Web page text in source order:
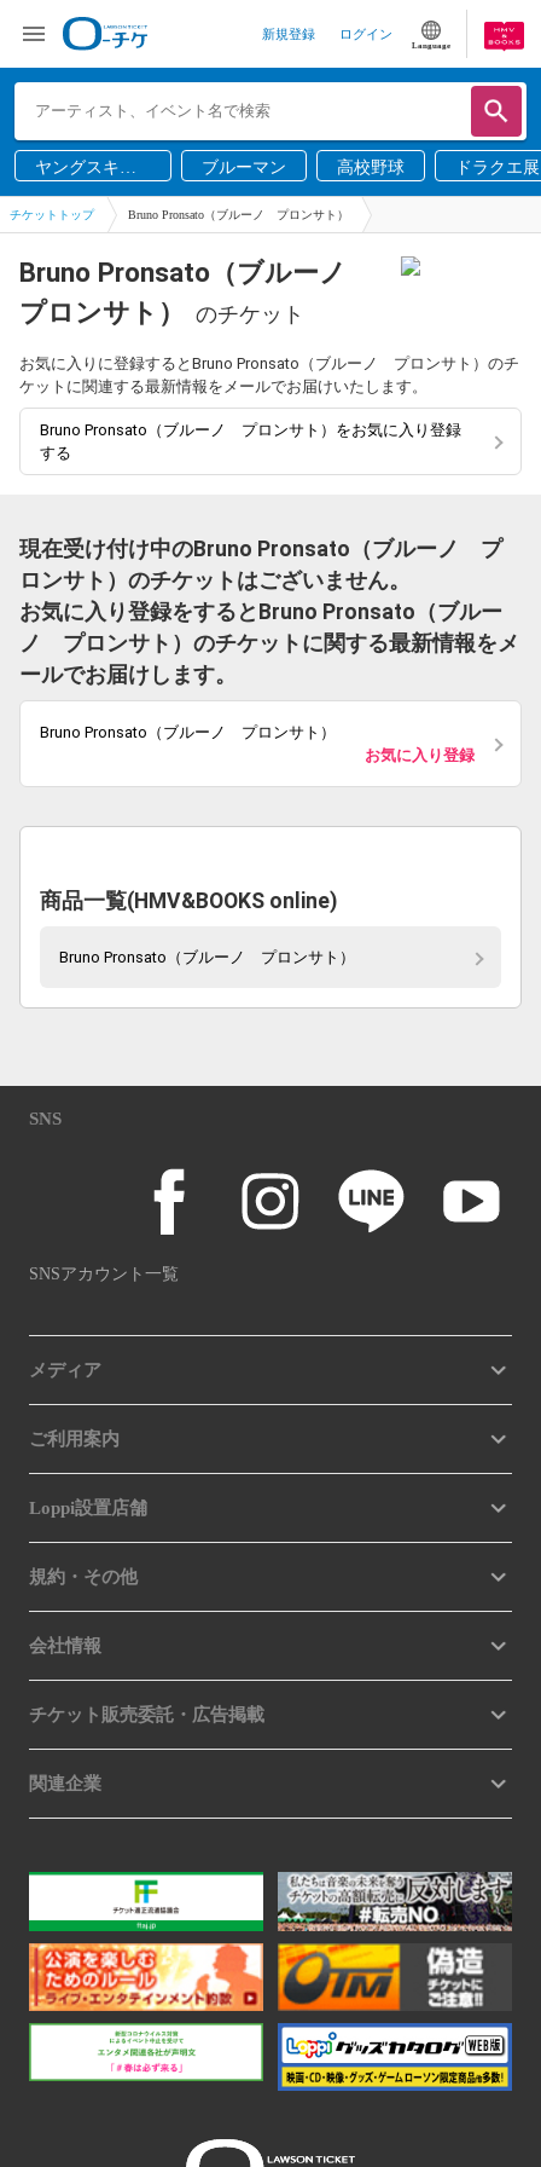
新規登録 ログイン
Language
ヤングスキニ
ー
ブルーマン 高校野球 ドラクエ展
チケットトップ Bruno Pronsato（ブルーノ プロンサト）
Bruno Pronsato（ブルーノ
プロンサト）
のチケット
お気に入りに登録するとBruno Pronsato（ブルーノ プロンサト）のチ
ケットに関連する最新情報をメールでお届けいたします。
Bruno Pronsato（ブルーノ プロンサト）をお気に入り登録
する
現在受け付け中のBruno Pronsato（ブルーノ プ
ロンサト）のチケットはございません。
お気に入り登録をするとBruno Pronsato（ブルー
ノ プロンサト）のチケットに関する最新情報をメ
ールでお届けします。
Bruno Pronsato（ブルーノ プロンサト）
お気に入り登録
商品一覧(HMV&BOOKS online)
Bruno Pronsato（ブルーノ プロンサト）
SNS
SNSアカウント一覧
メディア
ご利用案内
Loppi設置店舗
規約・その他
会社情報
チケット販売委託・広告掲載
関連企業